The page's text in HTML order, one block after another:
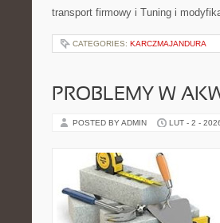
transport firmowy i Tuning i
CATEGORIES: KARCZMAJANDURA
PROBLEMY W
POSTED BY ADMIN LUT - 2 -